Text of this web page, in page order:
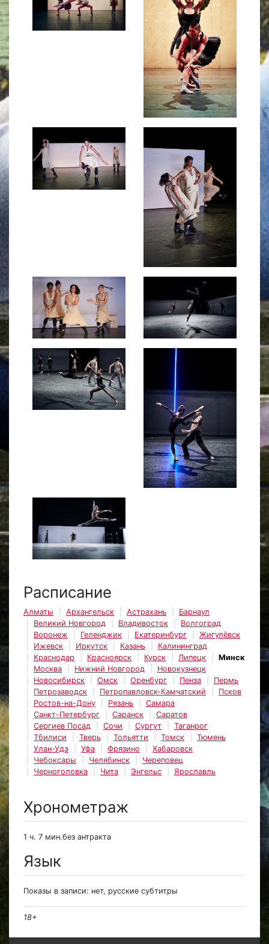
Расписание
Алматы Архангельск Астрахань
Барнаул
Великий Новгород
Владивосток
Волгоград
Воронеж
Геленджик Екатеринбург
Жигулёвск
Ижевск
Иркутск Казань
Калининград
Краснодар
Красноярск Курск Липецк
Минск
Москва
Нижний Новгород
Новокузнецк
Новосибирск
Омск Оренбург Пенза
Пермь
Петрозаводск
Петропавловск-Камчатский
Псков
Ростов-на-Дону
Рязань
Самара
Санкт-Петербург
Саранск
Саратов
Сергиев Посад
Сочи Сургут
Таганрог
Тбилиси
Тверь Тольятти Томск
Тюмень
Улан-Удэ
Уфа Фрязино
Хабаровск
Чебоксары
Челябинск
Череповец
Черноголовка
Чита Энгельс Ярославль
Хронометраж
1 ч. 7 мин.без антракта
Язык
Показы в записи: нет, русские субтитры
18+